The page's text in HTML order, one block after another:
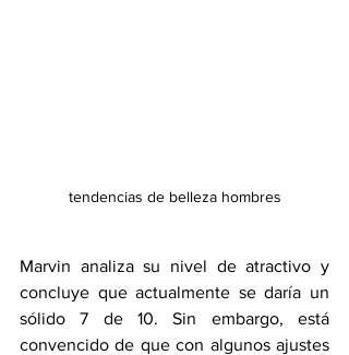
tendencias de belleza hombres
Marvin analiza su nivel de atractivo y
concluye que actualmente se daría un
sólido 7 de 10. Sin embargo, está
convencido de que con algunos ajustes